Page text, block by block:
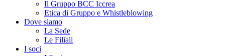
Il Gruppo BCC Iccrea
Etica di Gruppo e Whistleblowing
Dove siamo
La Sede
Le Filiali
I soci